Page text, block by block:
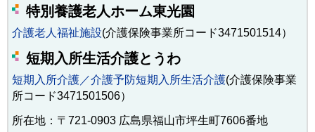
特別養護老人ホーム東光園
介護老人福祉施設(介護保険事業所コード3471501514）
短期入所生活介護とうわ
短期入所介護／介護予防短期入所生活介護(介護保険事業
所コード3471501506）
所在地： 〒721-0903 広島県福山市坪生町7606番地